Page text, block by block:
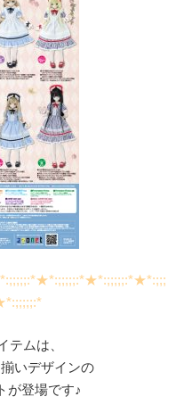
テムは、
いデザインの
が登場です♪